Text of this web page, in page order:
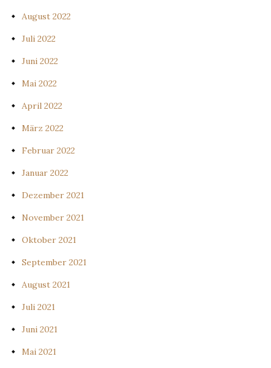
August 2022
Juli 2022
Juni 2022
Mai 2022
April 2022
März 2022
Februar 2022
Januar 2022
Dezember 2021
November 2021
Oktober 2021
September 2021
August 2021
Juli 2021
Juni 2021
Mai 2021